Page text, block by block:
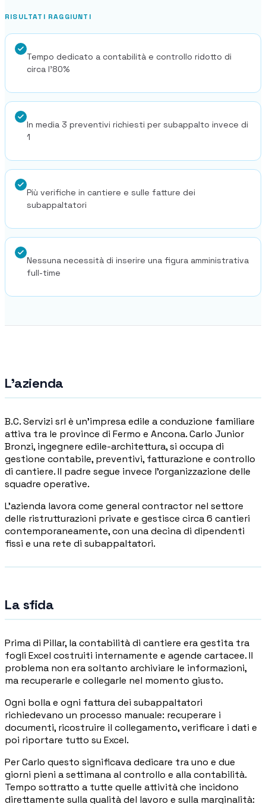
Blog
Norme, cassa e cantiere spiegati facile
Conversazioni dal vivo e on-demand con il team di Pillar
🇮🇹Italia 🇲🇽Mexico 🇨🇴Colombia
🇵🇪 Peru 🇦🇷Argentina 🇨🇱Chile
🇵🇱Poland 🇬🇧United Kingdom
RISULTATI RAGGIUNTI
Tempo dedicato a contabilità e controllo ridotto di
circa l'80%
In media 3 preventivi richiesti per subappalto invece di
1
Più verifiche in cantiere e sulle fatture dei
subappaltatori
Nessuna necessità di inserire una figura amministrativa
full-time
L'azienda
B.C. Servizi srl è un'impresa edile a conduzione familiare
attiva tra le province di Fermo e Ancona. Carlo Junior
Bronzi, ingegnere edile-architettura, si occupa di
gestione contabile, preventivi, fatturazione e controllo
di cantiere. Il padre segue invece l'organizzazione delle
squadre operative.
L'azienda lavora come general contractor nel settore
delle ristrutturazioni private e gestisce circa 6 cantieri
contemporaneamente, con una decina di dipendenti
fissi e una rete di subappaltatori.
La sfida
Prima di Pillar, la contabilità di cantiere era gestita tra
fogli Excel costruiti internamente e agende cartacee. Il
problema non era soltanto archiviare le informazioni,
ma recuperarle e collegarle nel momento giusto.
Ogni bolla e ogni fattura dei subappaltatori
richiedevano un processo manuale: recuperare i
documenti, ricostruire il collegamento, verificare i dati e
poi riportare tutto su Excel.
Per Carlo questo significava dedicare tra uno e due
giorni pieni a settimana al controllo e alla contabilità.
Tempo sottratto a tutte quelle attività che incidono
direttamente sulla qualità del lavoro e sulla marginalità: